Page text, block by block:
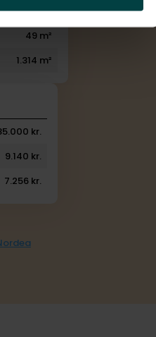
1
49 m²
1.314 m²
kr.
9.140 kr.
7.256 kr.